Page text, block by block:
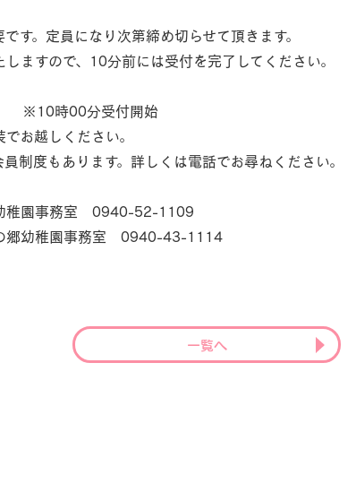
す。定員になり次第締め切らせて頂きます。
ますので、10分前には受付を完了してください。
※10時00分受付開始
お越しください。
度もあります。詳しくは電話でお尋ねください。
稚園事務室 0940-52-1109
室 0940-43-1114
一覧へ